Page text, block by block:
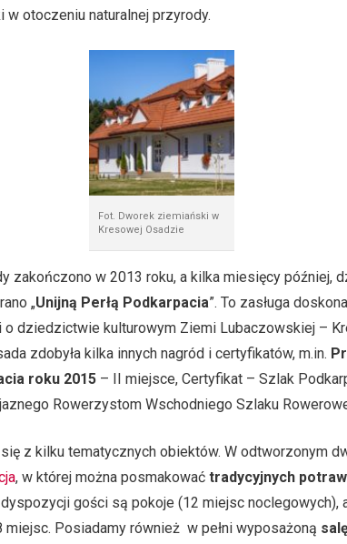
w otoczeniu naturalnej przyrody.
Fot. Dworek ziemiański w
Kresowej Osadzie
zakończono w 2013 roku, a kilka miesięcy później,
„Unijną Perłą Podkarpacia”. To zasługa
dziedzictwie kulturowym Ziemi Lubaczowskiej –
zdobyła kilka innych nagród i certyfikatów, m.in.
roku 2015 – II miejsce, Certyfikat – Szlak
Rowerzystom Wschodniego Szlaku
się z kilku tematycznych obiektów. W odtworzonym
, w której można posmakowaćtradycyjnych
dyspozycji gości są pokoje (12 miejsc noclegowych),
Posiadamy również w pełni wyposażoną